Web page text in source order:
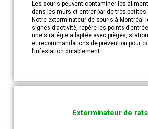
Les souris peuvent contaminer les
dans les murs et entrer par de très petites
Notre exterminateur de souris à Montréal
signes d’activité, repère les points
une stratégie adaptée avec pièges,
et recommandations de prévention pour
l’infestation durablement.
Exterminateur de rats